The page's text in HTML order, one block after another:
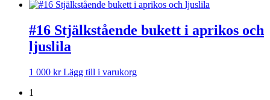
#16 Stjälkstående bukett i aprikos och
ljuslila
1 000 kr Lägg till i varukorg
1